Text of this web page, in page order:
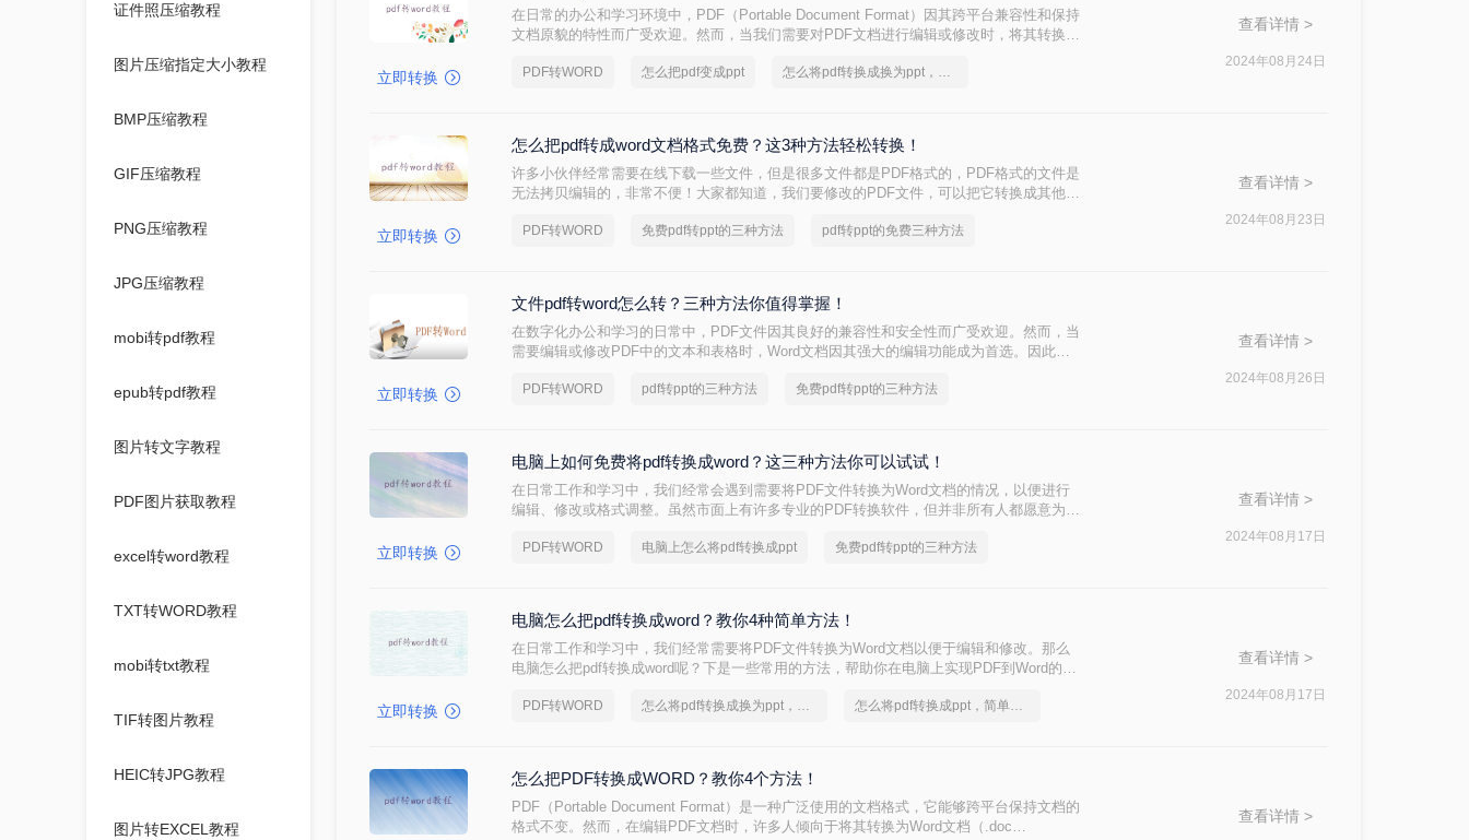
证件照压缩教程
图片压缩指定大小教程
BMP压缩教程
GIF压缩教程
PNG压缩教程
JPG压缩教程
mobi转pdf教程
epub转pdf教程
图片转文字教程
PDF图片获取教程
excel转word教程
TXT转WORD教程
mobi转txt教程
TIF转图片教程
HEIC转JPG教程
图片转EXCEL教程
立即转换
在日常的办公和学习环境中，PDF（Portable Document Format）因其跨平台兼容性和保持
文档原貌的特性而广受欢迎。然而，当我们需要对PDF文档进行编辑或修改时，将其转换为
转换成Word文档的方法，帮助您轻松应对这一任务。
PDF转WORD 怎么把pdf变成ppt 怎么将pdf转换成换为ppt，实用的方法来了
查看详情 >
2024年08月24日
立即转换
怎么把pdf转成word文档格式免费？这3种方法轻松转换！
许多小伙伴经常需要在线下载一些文件，但是很多文件都是PDF格式的，PDF格式的文件是
无法拷贝编辑的，非常不便！大家都知道，我们要修改的PDF文件，可以把它转换成其他的
免费的操作方法，一起来学习pdf转word吧！
PDF转WORD 免费pdf转ppt的三种方法 pdf转ppt的免费三种方法
查看详情 >
2024年08月23日
立即转换
文件pdf转word怎么转？三种方法你值得掌握！
在数字化办公和学习的日常中，PDF文件因其良好的兼容性和安全性而广受欢迎。然而，当
需要编辑或修改PDF中的文本和表格时，Word文档因其强大的编辑功能成为首选。因此，
详细介绍几种PDF转Word的高效转换方法，帮助您轻松应对这一挑战。
PDF转WORD pdf转ppt的三种方法 免费pdf转ppt的三种方法
查看详情 >
2024年08月26日
立即转换
电脑上如何免费将pdf转换成word？这三种方法你可以试试！
在日常工作和学习中，我们经常会遇到需要将PDF文件转换为Word文档的情况，以便进行
编辑、修改或格式调整。虽然市面上有许多专业的PDF转换软件，但并非所有人都愿意为此
何免费将pdf转换成word呢？本文将详细介绍几种免费将PDF转换成Word文档的方法，帮助
PDF转WORD 电脑上怎么将pdf转换成ppt 免费pdf转ppt的三种方法
查看详情 >
2024年08月17日
立即转换
电脑怎么把pdf转换成word？教你4种简单方法！
在日常工作和学习中，我们经常需要将PDF文件转换为Word文档以便于编辑和修改。那么
电脑怎么把pdf转换成word呢？下是一些常用的方法，帮助你在电脑上实现PDF到Word的转
PDF转WORD 怎么将pdf转换成换为ppt，分享一种简单的方法 怎么将pdf转换成ppt，简单方法教你一招
查看详情 >
2024年08月17日
怎么把PDF转换成WORD？教你4个方法！
PDF（Portable Document Format）是一种广泛使用的文档格式，它能够跨平台保持文档的
格式不变。然而，在编辑PDF文档时，许多人倾向于将其转换为Word文档（.doc
查看详情 >